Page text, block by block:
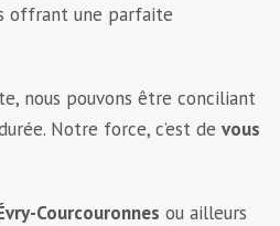
offrant une parfaite
nous pouvons être conciliant
Notre force, c’est de vous
Courcouronnes ou ailleurs